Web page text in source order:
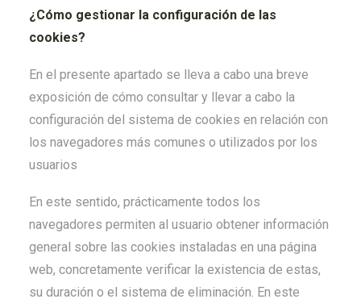
¿Cómo gestionar la configuración de las
cookies?
En el presente apartado se lleva a cabo una breve
exposición de cómo consultar y llevar a cabo la
configuración del sistema de cookies en relación con
los navegadores más comunes o utilizados por los
usuarios
En este sentido, prácticamente todos los
navegadores permiten al usuario obtener información
general sobre las cookies instaladas en una página
web, concretamente verificar la existencia de estas,
su duración o el sistema de eliminación. En este